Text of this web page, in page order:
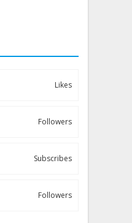
Likes
Followers
Subscribes
Followers